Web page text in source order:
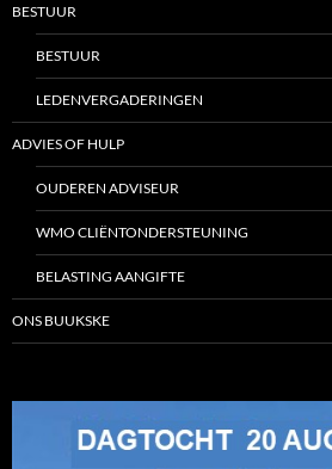
BESTUUR
BESTUUR
LEDENVERGADERINGEN
ADVIES OF HULP
OUDEREN ADVISEUR
WMO CLIËNTONDERSTEUNING
BELASTING AANGIFTE
ONS BUUKSKE